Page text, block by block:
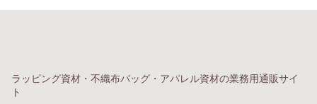
ラッピング資材・不織布バッグ・アパレル資材の業務用通販サイ
ト